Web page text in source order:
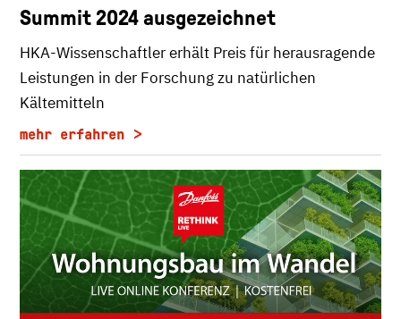
Summit 2024 ausgezeichnet
HKA-Wissenschaftler erhält Preis für herausragende
Leistungen in der Forschung zu natürlichen
Kältemitteln
mehr erfahren